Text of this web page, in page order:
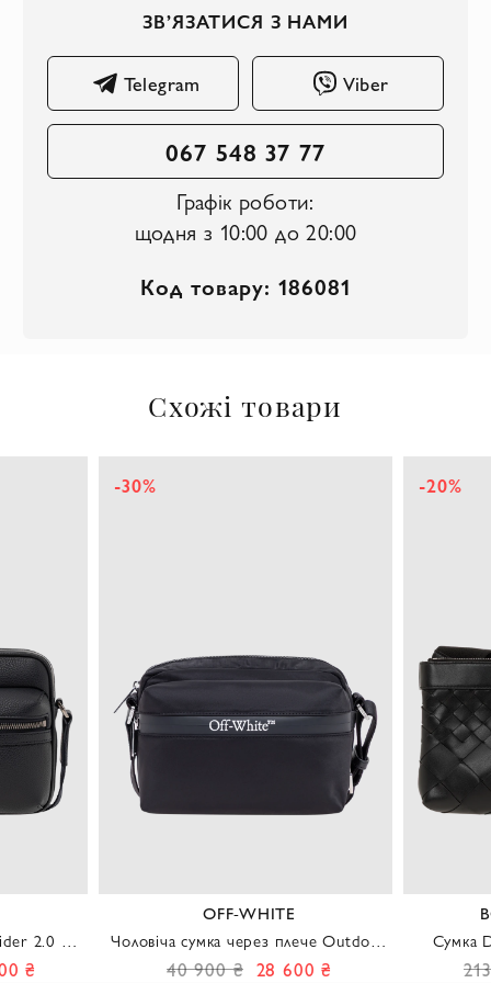
ЗВ’ЯЗАТИСЯ З НАМИ
Telegram Viber
067 548 37 77
Графік роботи:
щодня з 10:00 до 20:00
Код товару: 186081
Схожі товари
2.0 на
кольору
₴
OFF-WHITE
Чоловіча сумка через плече Outdoor
Camera Bag у класичному чорному
-30%
40 900 ₴ 28 600 ₴
Сумка
-20%